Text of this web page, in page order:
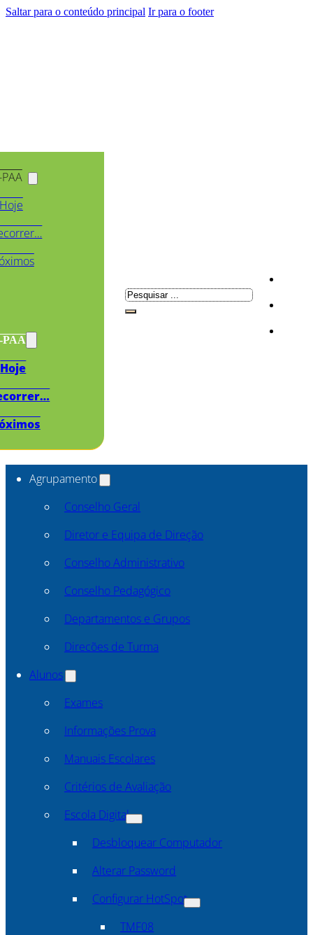
Saltar para o conteúdo principal Ir para o footer
PAA
Hoje
Pesquisar
Agrupamento
Conselho Geral
Diretor e Equipa de Direção
Conselho Administrativo
Conselho Pedagógico
Departamentos e Grupos
Direcões de Turma
Alunos
Exames
Informações Prova
Manuais Escolares
Critérios de Avaliação
Escola Digital
Desbloquear Computador
Alterar Password
Configurar HotSpot
TMF08